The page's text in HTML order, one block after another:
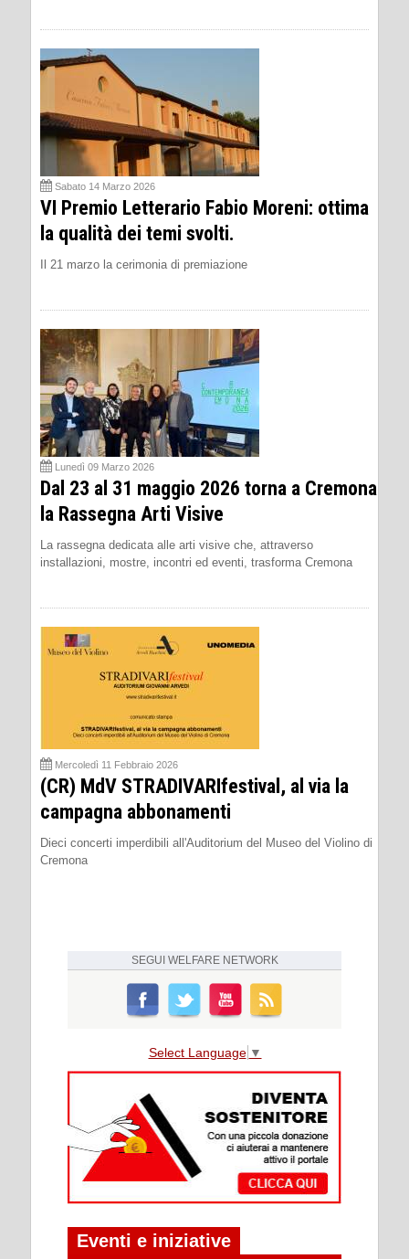
Sabato 14 Marzo 2026
VI Premio Letterario Fabio Moreni: ottima
la qualità dei temi svolti.
Il 21 marzo la cerimonia di premiazione
Lunedì 09 Marzo 2026
Dal 23 al 31 maggio 2026 torna a Cremona
la Rassegna Arti Visive
La rassegna dedicata alle arti visive che, attraverso
installazioni, mostre, incontri ed eventi, trasforma Cremona
Mercoledì 11 Febbraio 2026
(CR) MdV STRADIVARIfestival, al via la
campagna abbonamenti
Dieci concerti imperdibili all'Auditorium del Museo del Violino di
Cremona
SEGUI WELFARE NETWORK
Select Language ▼
Eventi e iniziative